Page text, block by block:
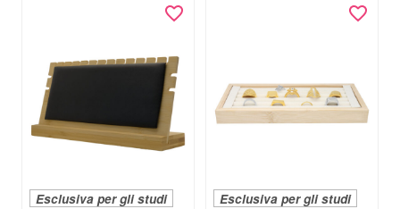
Esclusiva per gli studi Esclusiva per gli studi